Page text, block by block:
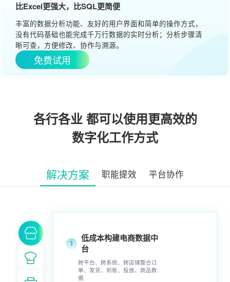
比Excel更强大，比SQL更简便
丰富的数据分析功能、友好的用户界面和简单的操作方式，
没有代码基础也能完成千万行数据的实时分析；分析步骤清
晰可查，方便修改、协作与溯源。
免费试用
各行各业 都可以使用更高效的
数字化工作方式
解决方案 职能提效 平台协作
低成本构建电商数据中
台
跨平台、跨系统、跨店铺整合订
单、发货、到账、投放、商品数
据